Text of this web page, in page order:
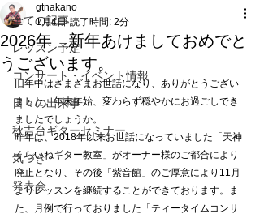
全ての記事
レッスン予定
コンサート・イベント情報
日々の出来事
秋吉台ギターセミナー
気づき
発表会
2026年 新年あけましておめでと
うございます。
gtnakano
1月4日 読了時間: 2分
旧年中はさまざまお世話になり、ありがとうござい
ました。年末年始、変わらず穏やかにお過ごしでき
ましたでしょうか。
昨年は、2018年以来お世話になっていました「天神
くらいねギター教室」がオーナー様のご都合により
廃止となり、その後「紫音館」のご厚意により11月
よりレッスンを継続することができております。ま
た、月例で行っておりました「ティータイムコンサ